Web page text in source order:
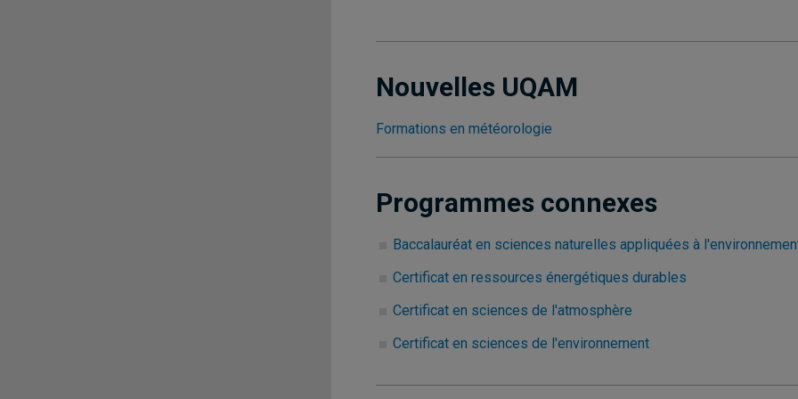
Nouvelles UQAM
Formations en météorologie
Programmes connexes
Baccalauréat en sciences naturelles appliquées à
Certificat en ressources énergétiques durables
Certificat en sciences de l'atmosphère
Certificat en sciences de l'environnement